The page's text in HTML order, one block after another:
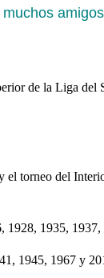
de la Liga
torneo del
1935,
1945, 1967 y